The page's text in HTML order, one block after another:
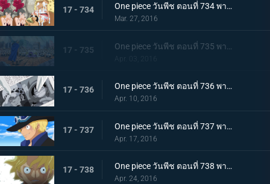
17 - 734 One piece วันพีช ตอนที่ 734 พากย์ไทย สู่เสรีภาพ! เดรสโรซ่าปลื้มปิติ!
Mar. 27, 2016
17 - 735
Apr. 03, 2016
17 - 736 One piece วันพีช ตอนที่ 736 พากย์ไทย สะเทือนเลือนลั่น! ยุคสมัยที่เลวร้ายเริ่มขยับตัว!
Apr. 10, 2016
17 - 737 One piece วันพีช ตอนที่ 737 พากย์ไทย กำเนิดตำนาน! การผจญภัยของซาโบะ นักรบแห่งคณะปฏิวัติ!
Apr. 17, 2016
17 - 738 One piece วันพีช ตอนที่ 738 พากย์ไทย สายสัมพันธ์พี่น้อง! การพบกันอีกครั้งของลูฟี่กับซาโบะ!
Apr. 24, 2016